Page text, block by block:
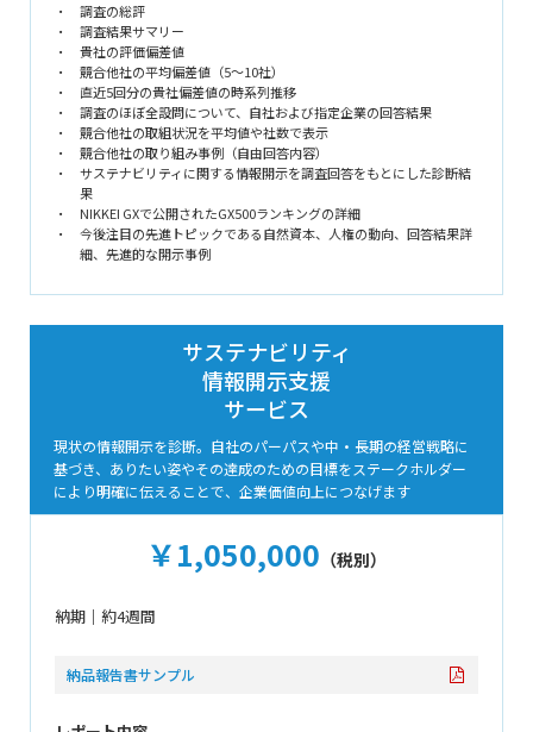
調査の総評
調査結果サマリー
貴社の評価偏差値
競合他社の平均偏差値（5～10社）
直近5回分の貴社偏差値の時系列推移
調査のほぼ全設問について、自社および指定企業の回答結果
競合他社の取組状況を平均値や社数で表示
競合他社の取り組み事例（自由回答内容）
サステナビリティに関する情報開示を調査回答をもとにした診断結
果
NIKKEI GXで公開されたGX500ランキングの詳細
今後注目の先進トピックである自然資本、人権の動向、回答結果詳
細、先進的な開示事例
サステナビリティ
情報開示支援
サービス
現状の情報開示を診断。自社のパーパスや中・長期の経営戦略に
基づき、ありたい姿やその達成のための目標をステークホルダー
により明確に伝えることで、企業価値向上につなげます
￥1,050,000 （税別）
納期｜約4週間
納品報告書サンプル